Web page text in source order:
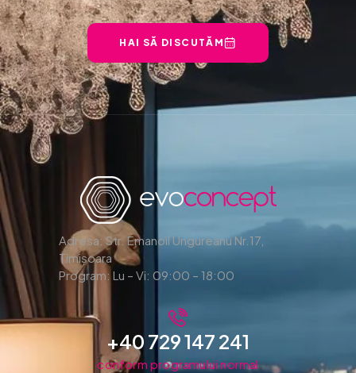
HAI SĂ DISCUTĂM
Adresa: Str. Emanoil Ungureanu Nr.17,
Timișoara
Program: Lu – Vi: 09:00 – 18:00
+40 729 147 241
conform programului normal